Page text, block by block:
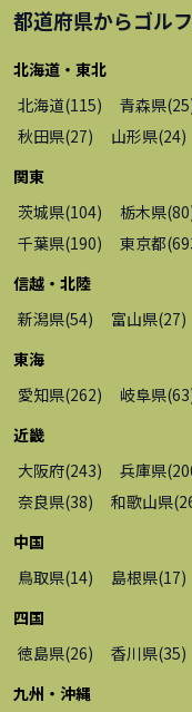
都道府県からゴル
北海道・東北
北海道(115) 青森県(25
秋田県(27) 山形県(24)
関東
茨城県(104) 栃木県(80
千葉県(190) 東京都(
信越・北陸
新潟県(54) 富山県(27)
東海
愛知県(262) 岐阜県(63
近畿
大阪府(243) 兵庫県(
奈良県(38) 和歌山県(
中国
鳥取県(14) 島根県(17)
四国
徳島県(26) 香川県(35)
九州・沖縄